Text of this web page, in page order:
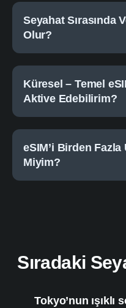
Seyahat Sırasında
Olur?
Küresel – Temel
Aktive Edebilirim?
eSIM’i Birden
Miyim?
Sıradaki
Tokyo’nun ışıklı